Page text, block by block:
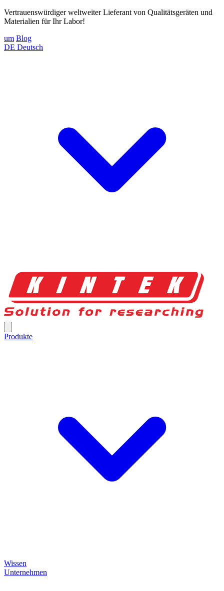
Vertrauenswürdiger weltweiter Lieferant von Qualitätsgeräten und
Materialien für Ihr Labor!
um Blog
DE Deutsch
Produkte
Wissen
Unternehmen